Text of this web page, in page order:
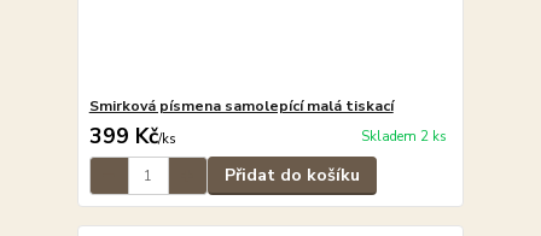
Smirková písmena samolepící malá tiskací
399 Kč/ks Skladem 2 ks
Přidat do košíku